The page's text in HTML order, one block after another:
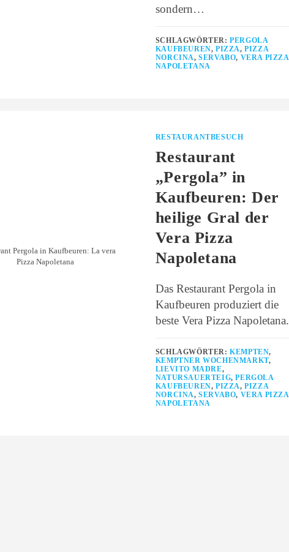
sondern…
SCHLAGWÖRTER:PERGOLA
KAUFBEUREN, PIZZA,PIZZA
NORCINA,SERVABO, VERA PIZZA
NAPOLETANA
Pergola in Kaufbeuren: La vera
Pizza Napoletana
RESTAURANTBESUCH
Restaurant
„Pergola” in
Kaufbeuren: Der
heilige Gral der
Vera Pizza
Napoletana
Das Restaurant Pergola in
Kaufbeuren produziert die
beste Vera Pizza Napoletana.
SCHLAGWÖRTER:KEMPTEN,
KEMPTNER WOCHENMARKT,
LIEVITO MADRE,
NATURSAUERTEIG,PERGOLA
KAUFBEUREN, PIZZA,PIZZA
NORCINA,SERVABO, VERA PIZZA
NAPOLETANA